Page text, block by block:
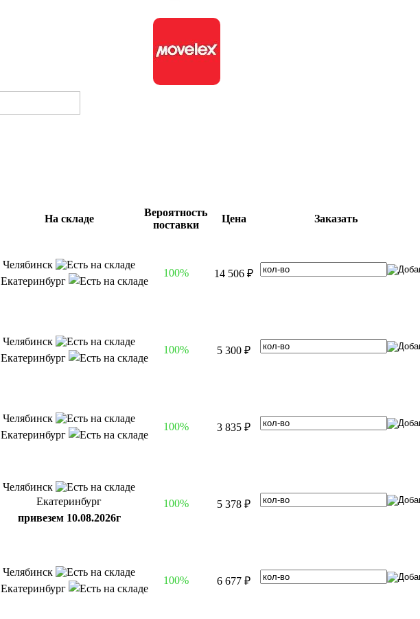
На складе
Вероятность
поставки
Цена Заказать
Челябинск
Екатеринбург
100% 14 506 ₽
Челябинск
Екатеринбург
100% 5 300 ₽
Челябинск
Екатеринбург
100% 3 835 ₽
Челябинск
Екатеринбург
привезем 10.08.2026г
100% 5 378 ₽
Челябинск
Екатеринбург
100% 6 677 ₽